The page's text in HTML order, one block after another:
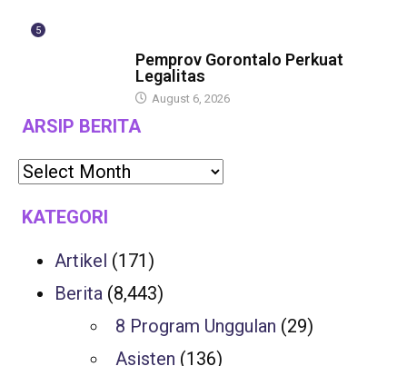
5
Pemprov Gorontalo Perkuat
Legalitas
August 6, 2026
ARSIP BERITA
KATEGORI
Artikel (171)
Berita (8,443)
8 Program Unggulan (29)
Asisten (136)